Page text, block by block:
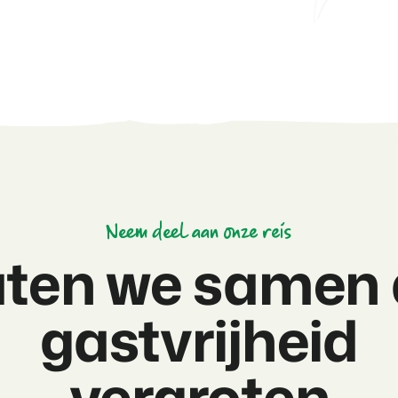
Neem deel aan onze reis
we samen
gastvrijheid